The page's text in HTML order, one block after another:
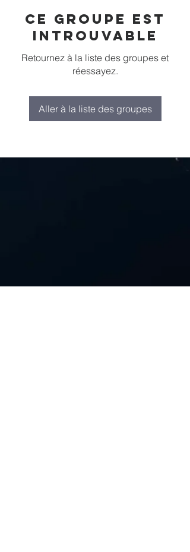
Ce groupe est
introuvable
Retournez à la liste des groupes et
réessayez.
Aller à la liste des groupes